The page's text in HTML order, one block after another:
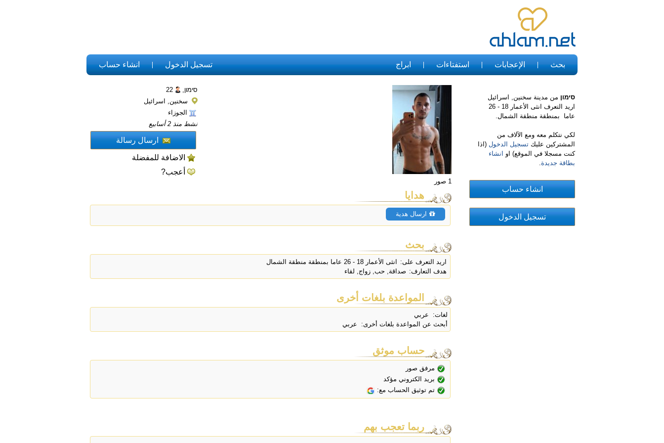
بحث الإعجابات استفتاءات ابراج انشاء حساب تسجيل الدخول
סימון من مدينة سخنين, اسرائيل
اريد التعرف انثى الأعمار 18 - 26
عاما بمنطقة منطقة الشمال.
لكي نتكلم معه ومع الآلاف من
المشتركين عليك تسجيل الدخول (اذا
كنت مسجلا في الموقع) او
انشاء
بطاقة جديدة.
1 صور
סימון,
22
سخنين, اسرائيل
الجوزاء
نشط منذ 2 أسابيع
ارسال رسالة
الاضافة للمفضلة
أعجب?
هدايا
ارسال هدية
بحث
اريد التعرف على: انثى الأعمار 18 - 26 عاما بمنطقة منطقة الشمال
هدف التعارف: صداقة, حب, زواج, لقاء
المواعدة بلغات أخرى
لغات: عربي
أبحث عن المواعدة بلغات أخرى: عربي
حساب موثق
مرفق صور
بريد الكتروني مؤكد
تم توثيق الحساب مع:
ربما تعجب بهم